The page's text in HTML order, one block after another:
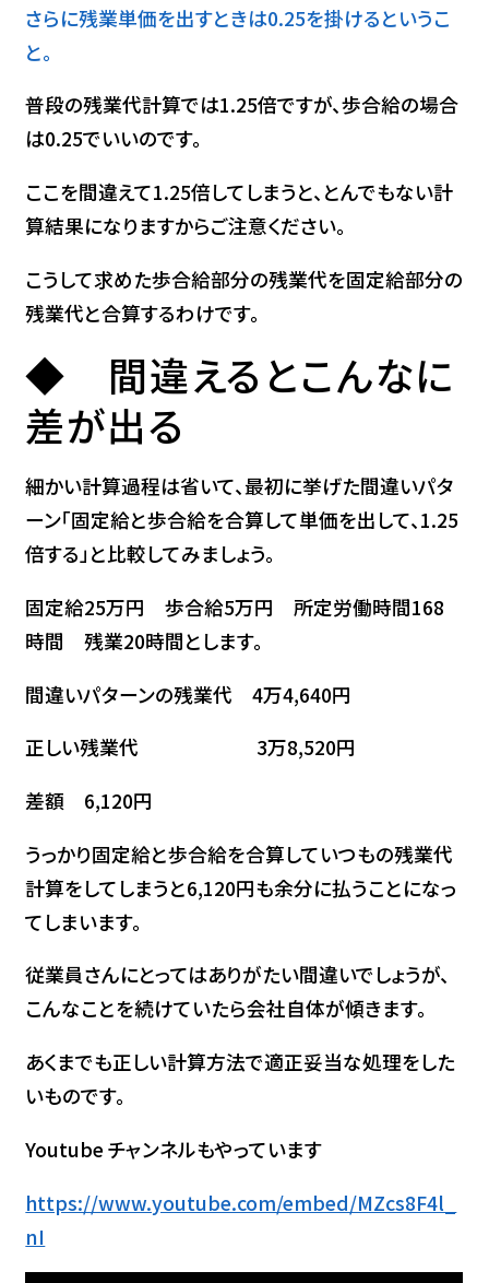
さらに残業単価を出すときは0.25を掛けるというこ
と。
普段の残業代計算では1.25倍ですが、歩合給の場合
は0.25でいいのです。
ここを間違えて1.25倍してしまうと、とんでもない計
算結果になりますからご注意ください。
こうして求めた歩合給部分の残業代を固定給部分の
残業代と合算するわけです。
◆ 間違えるとこんなに
差が出る
細かい計算過程は省いて、最初に挙げた間違いパタ
ーン「固定給と歩合給を合算して単価を出して、1.25
倍する」と比較してみましょう。
固定給25万円 歩合給5万円 所定労働時間168
時間 残業20時間とします。
間違いパターンの残業代 4万4,640円
正しい残業代 3万8,520円
差額 6,120円
うっかり固定給と歩合給を合算していつもの残業代
計算をしてしまうと6,120円も余分に払うことになっ
てしまいます。
従業員さんにとってはありがたい間違いでしょうが、
こんなことを続けていたら会社自体が傾きます。
あくまでも正しい計算方法で適正妥当な処理をした
いものです。
Youtube チャンネルもやっています
https://www.youtube.com/embed/MZcs8F4l_
nI